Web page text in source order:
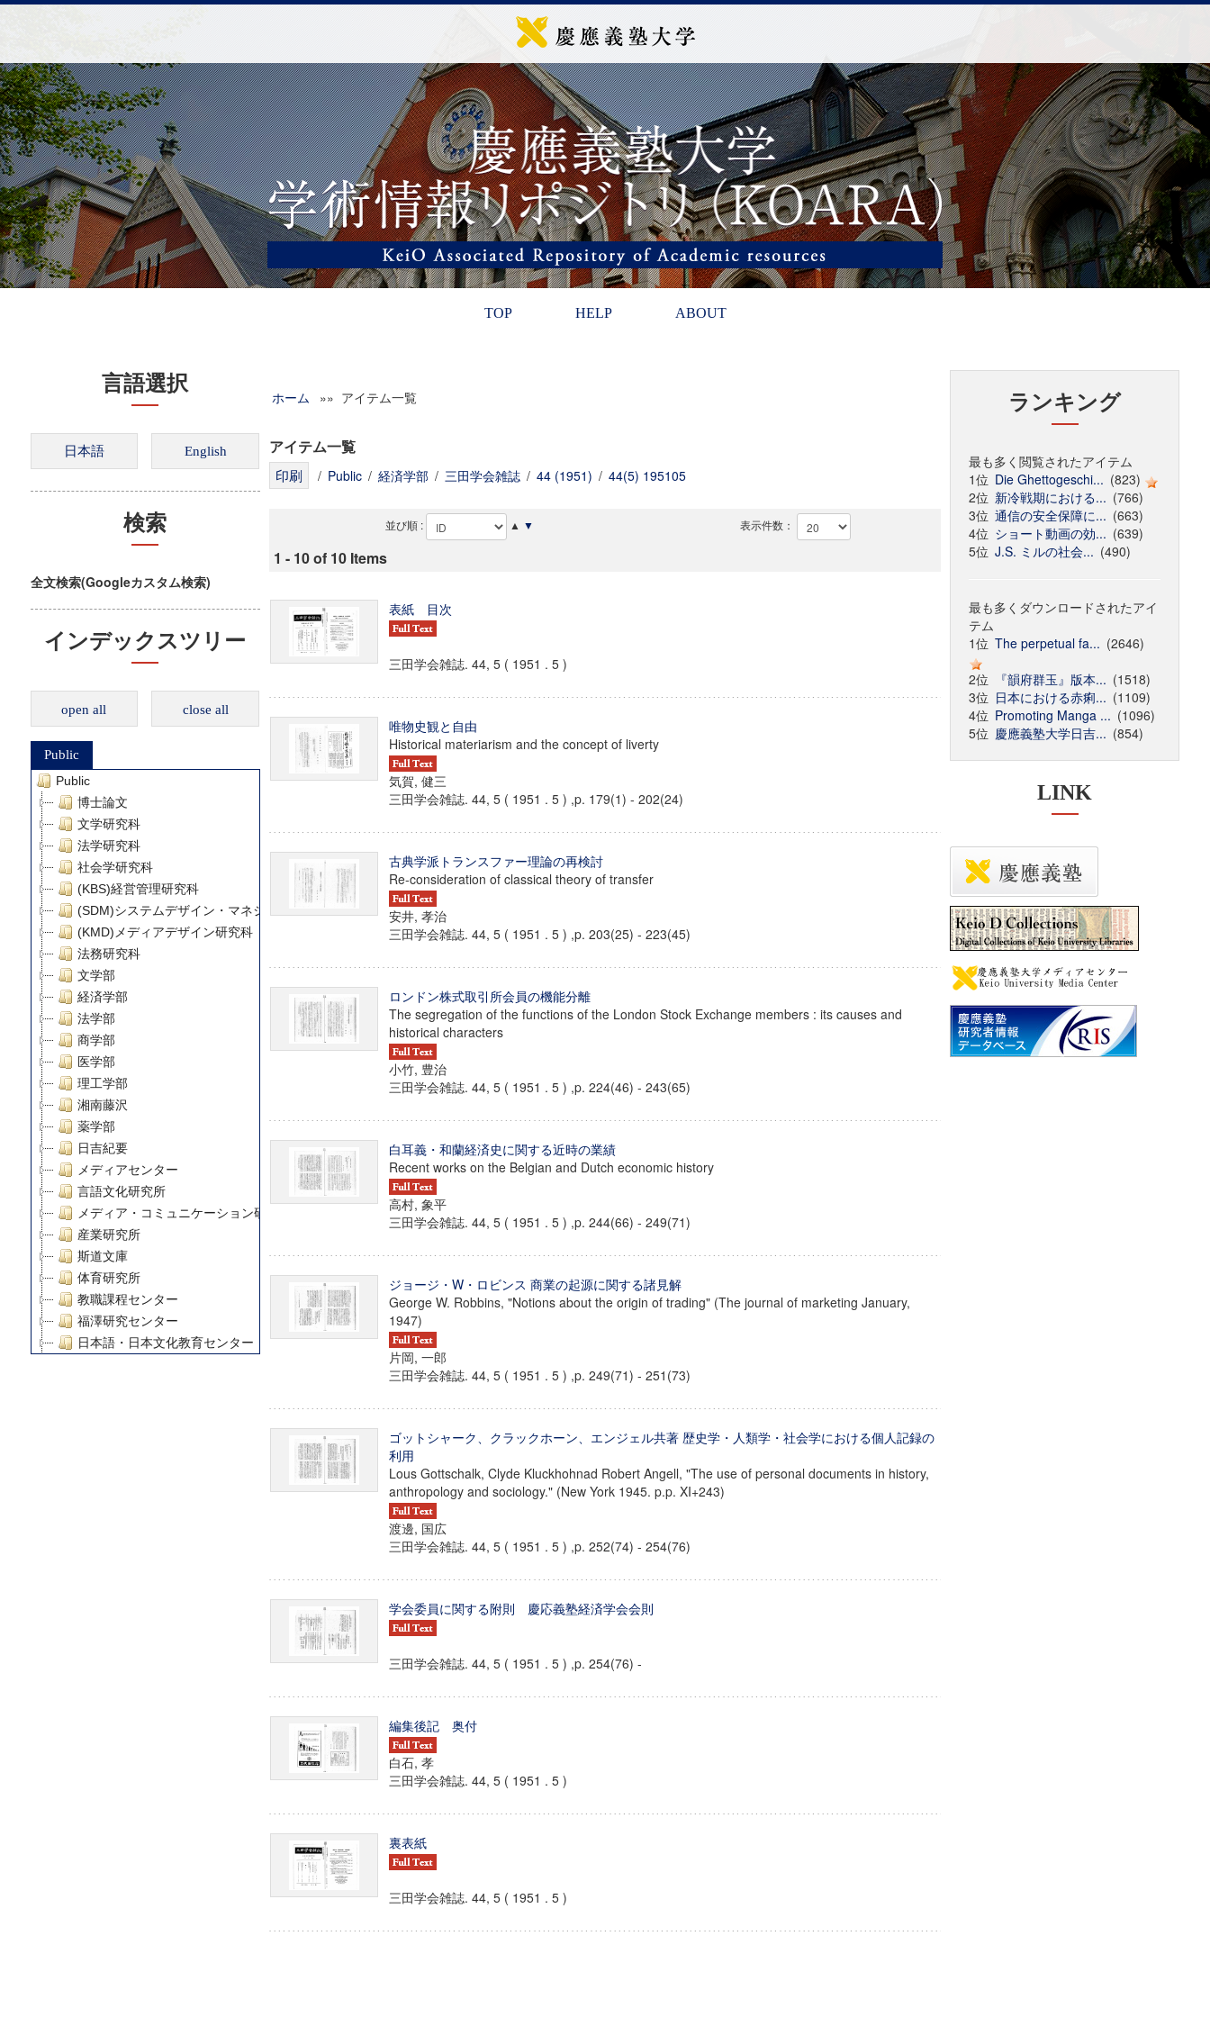
TOP HELP ABOUT
言語選択
検索
全文検索(Googleカスタム検索)
インデックスツリー
open all close all
Public
Public
博士論文
文学研究科
法学研究科
社会学研究科
(KBS)経営管理研究科
(SDM)システムデザイン・マネジメント研究科
(KMD)メディアデザイン研究科
法務研究科
文学部
経済学部
法学部
商学部
医学部
理工学部
湘南藤沢
薬学部
日吉紀要
メディアセンター
言語文化研究所
メディア・コミュニケーション研究所
産業研究所
斯道文庫
体育研究所
教職課程センター
福澤研究センター
日本語・日本文化教育センター
デジタルメディア・コンテンツ統合研究センター
グローバルリサーチインスティテュート
慶應義塾大学グローバルCOEプログラム市民社会ガバナンス教育研究センター
慶應義塾大学グローバルCOEプログラム論理と感性の先端的教育研究拠点
ホーム »» アイテム一覧
アイテム一覧
/ Public / 経済学部 / 三田学会雑誌 / 44 (1951) / 44(5) 195105
並び順 : ▲ ▼ 表示件数：
1 - 10 of 10 Items
表紙 目次
三田学会雑誌. 44, 5 ( 1951 . 5 )
唯物史観と自由
Historical materiarism and the concept of liverty
気賀, 健三
三田学会雑誌. 44, 5 ( 1951 . 5 ) ,p. 179(1) - 202(24)
古典学派トランスファー理論の再検討
Re-consideration of classical theory of transfer
安井, 孝治
三田学会雑誌. 44, 5 ( 1951 . 5 ) ,p. 203(25) - 223(45)
ロンドン株式取引所会員の機能分離
The segregation of the functions of the London Stock Exchange members : its causes and
historical characters
小竹, 豊治
三田学会雑誌. 44, 5 ( 1951 . 5 ) ,p. 224(46) - 243(65)
白耳義・和蘭経済史に関する近時の業績
Recent works on the Belgian and Dutch economic history
高村, 象平
三田学会雑誌. 44, 5 ( 1951 . 5 ) ,p. 244(66) - 249(71)
ジョージ・W・ロビンス 商業の起源に関する諸見解
George W. Robbins, "Notions about the origin of trading" (The journal of marketing January,
1947)
片岡, 一郎
三田学会雑誌. 44, 5 ( 1951 . 5 ) ,p. 249(71) - 251(73)
ゴットシャーク、クラックホーン、エンジェル共著 歴史学・人類学・社会学における個人記録の
利用
Lous Gottschalk, Clyde Kluckhohnad Robert Angell, "The use of personal documents in history,
anthropology and sociology." (New York 1945. p.p. XI+243)
渡邊, 国広
三田学会雑誌. 44, 5 ( 1951 . 5 ) ,p. 252(74) - 254(76)
学会委員に関する附則 慶応義塾経済学会会則
三田学会雑誌. 44, 5 ( 1951 . 5 ) ,p. 254(76) -
編集後記 奥付
白石, 孝
三田学会雑誌. 44, 5 ( 1951 . 5 )
裏表紙
三田学会雑誌. 44, 5 ( 1951 . 5 )
ランキング
最も多く閲覧されたアイテム
1位 Die Ghettogeschi... (823)
2位 新冷戦期における... (766)
3位 通信の安全保障に... (663)
4位 ショート動画の効... (639)
5位 J.S. ミルの社会... (490)
最も多くダウンロードされたアイ
テム
1位 The perpetual fa... (2646)
2位
『韻府群玉』版本... (1518)
3位 日本における赤痢... (1109)
4位 Promoting Manga ... (1096)
5位 慶應義塾大学日吉... (854)
LINK